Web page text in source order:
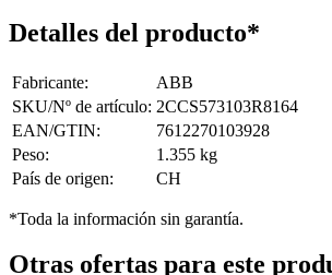
Detalles del producto*
Fabricante:
ABB
SKU/Nº de artículo: 2CCS573103R8164
EAN/GTIN:
7612270103928
Peso:
1.355 kg
País de origen: CH
*Toda la información sin garantía.
Otras ofertas para este